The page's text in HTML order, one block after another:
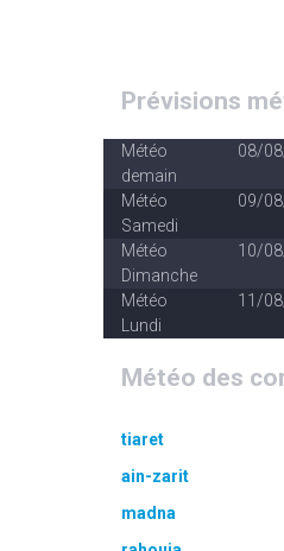
Prévisions
Météo
demain
08/
Météo
Samedi
09/
Météo
Dimanche
10/
Météo
Lundi
11/
Météo des
tiaret
ain-zarit
madna